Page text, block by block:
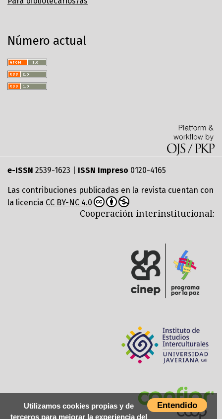
Entendido
Utilizamos cookies propias y de
terceros para mejorar la experiencia del
Número actual
e-ISSN 2539-1623 | ISSN Impreso 0120-4165
Las contribuciones publicadas en la revista cuentan con
la licencia CC BY-NC 4.0
Cooperación interinstitucional: